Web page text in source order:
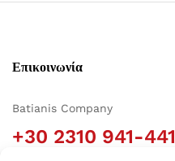
Επικοινωνία
Batianis Company
+30 2310 941-441